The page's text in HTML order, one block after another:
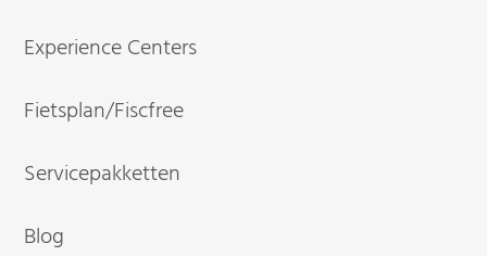
Experience Centers
Fietsplan/Fiscfree
Servicepakketten
Blog